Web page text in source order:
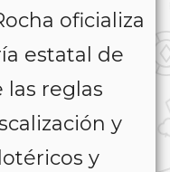
oficializa
estatal de
las reglas
y
y